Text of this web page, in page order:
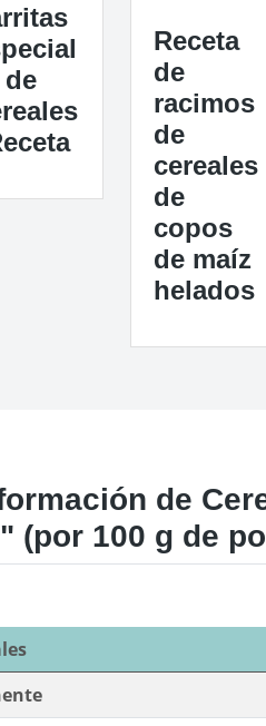
de
Receta
de
racimos
de
cereales
de
copos
de maíz
helados
de
(por 100 g de